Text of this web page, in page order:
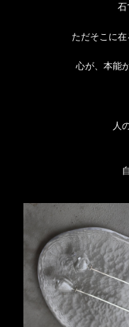
石
ただそこに在
心が、本能
人